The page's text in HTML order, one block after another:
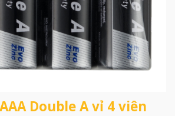
Double A vỉ 4 viên